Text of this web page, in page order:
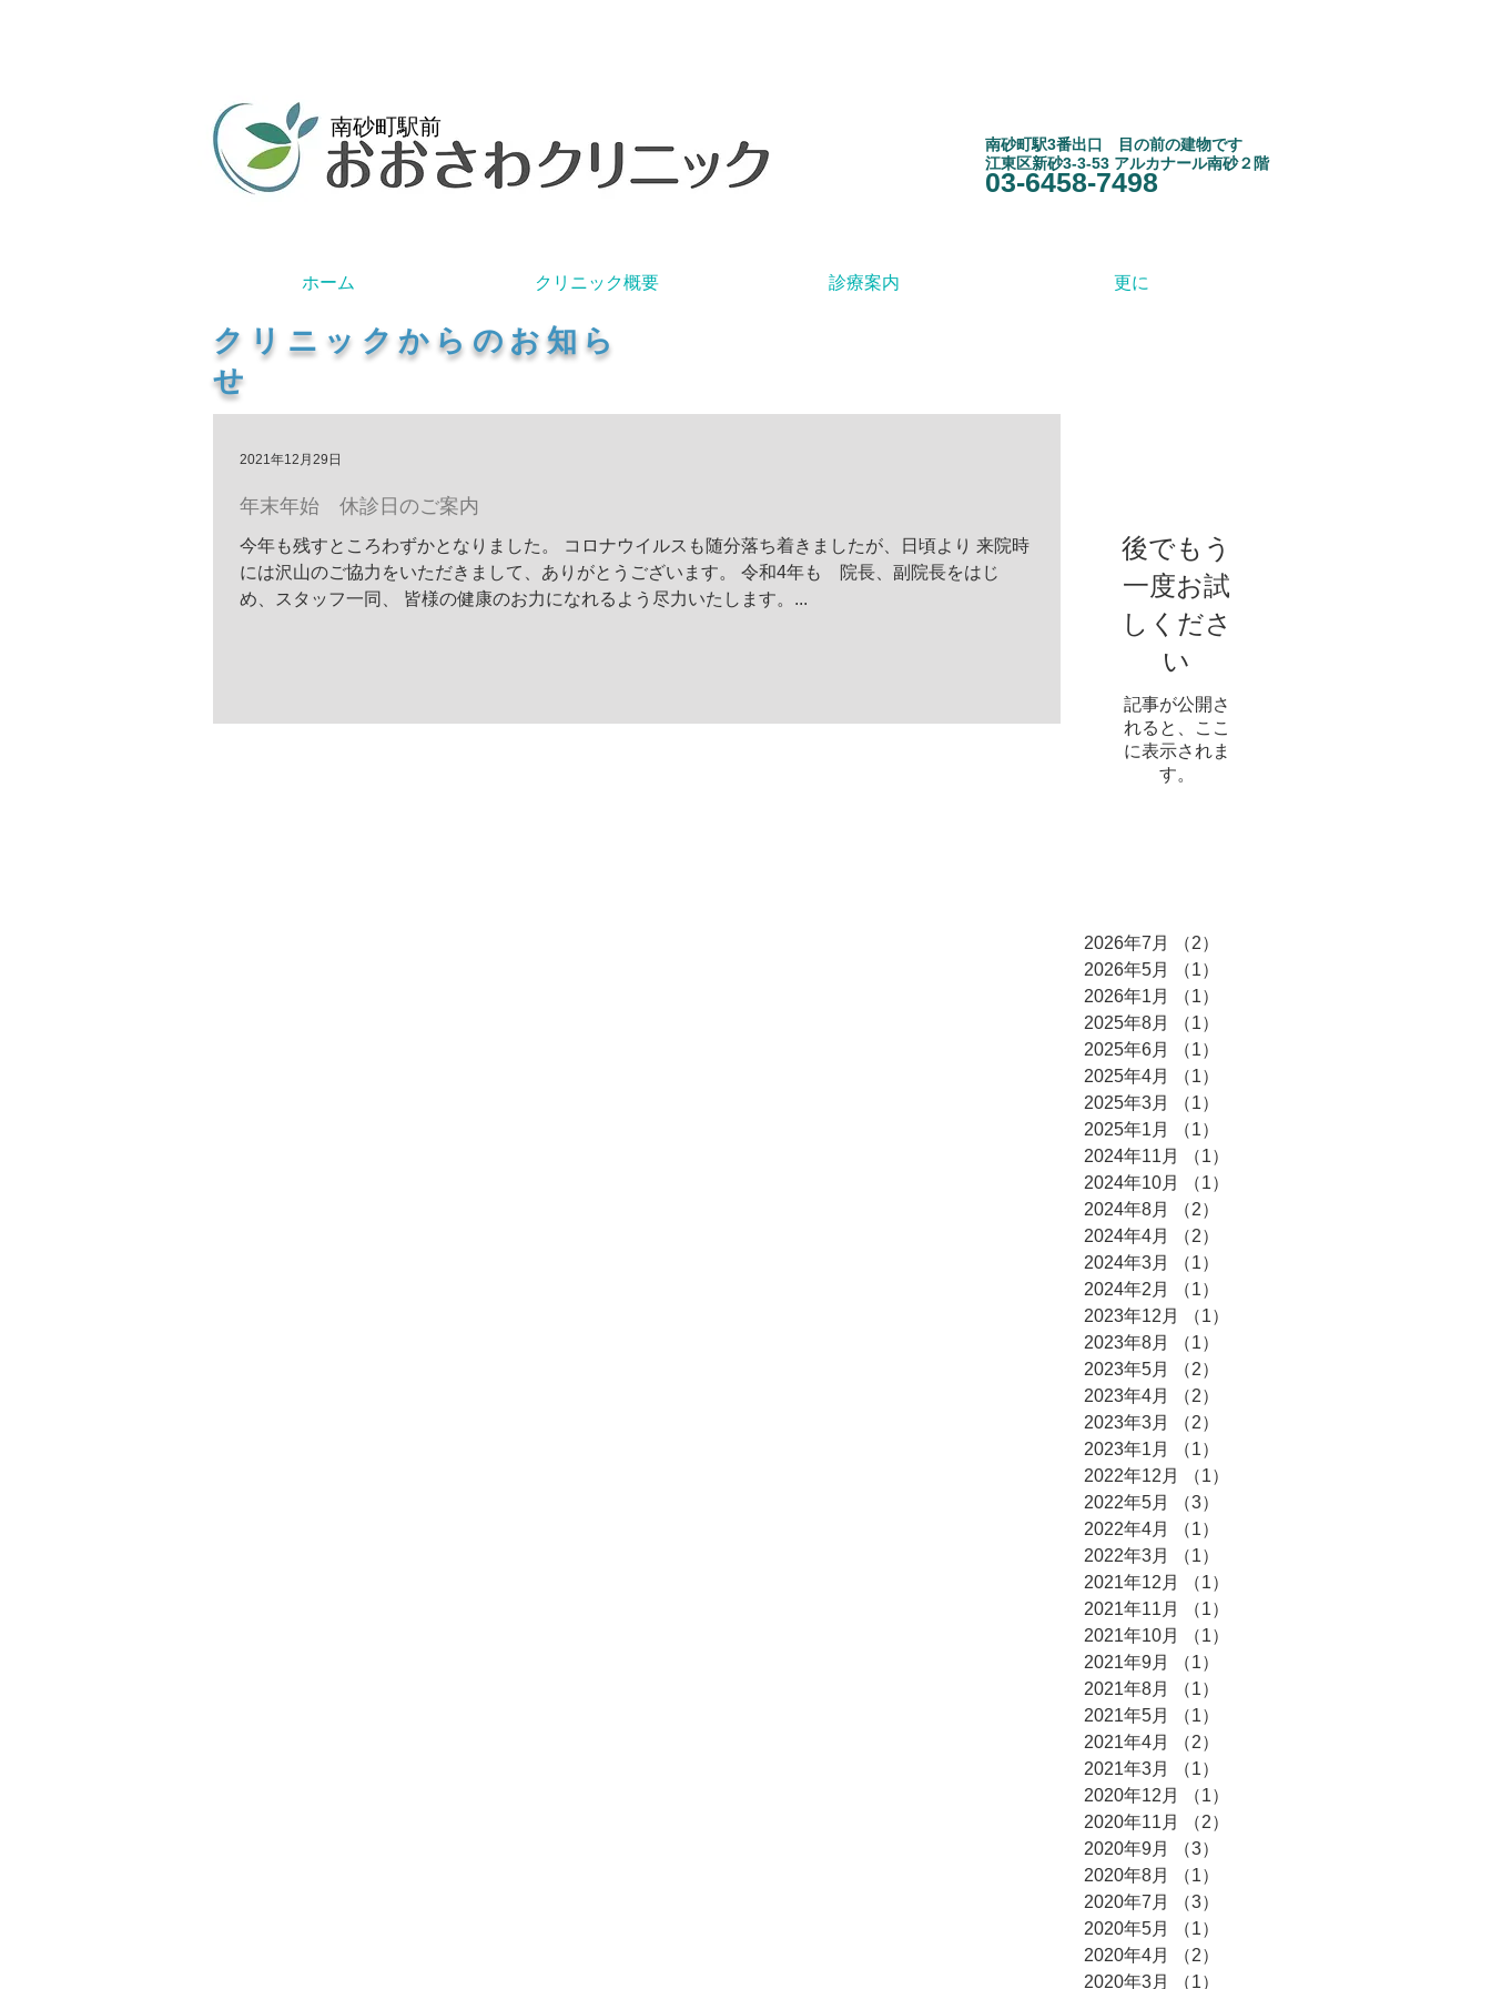
南砂町駅前
南砂町駅3​番出口 目の前の建物です
江東区新砂3-3-53 アルカナール南砂２階
03-6458-7498
ホーム クリニック概要 診療案内 更に
​クリニックからのお知ら
せ
年末年始 休診日のご案内
今年も残すところわずかとなりました。 コロナウイルスも随分落ち着きましたが、日頃より 来院時
には沢山のご協力をいただきまして、ありがとうございます。 令和4年も 院長、副院長をはじ
め、スタッフ一同、 皆様の健康のお力になれるよう尽力いたします。...
2021年12月29日
後でもう
一度お試
しくださ
い
記事が公開さ
れると、ここ
に表示されま
す。
2026年7月 （2）
2026年5月
（1）
2026年1月
（1）
2025年8月
（1）
2025年6月
（1）
2025年4月
（1）
2025年3月
（1）
2025年1月
（1）
2024年11月
（1）
2024年10月
（1）
2024年8月
（2）
2024年4月
（2）
2024年3月
（1）
2024年2月
（1）
2023年12月
（1）
2023年8月
（1）
2023年5月
（2）
2023年4月
（2）
2023年3月
（2）
2023年1月
（1）
2022年12月
（1）
2022年5月
（3）
2022年4月
（1）
2022年3月
（1）
2021年12月
（1）
2021年11月
（1）
2021年10月
（1）
2021年9月
（1）
2021年8月
（1）
2021年5月
（1）
2021年4月
（2）
2021年3月
（1）
2020年12月
（1）
2020年11月
（2）
2020年9月
（3）
2020年8月
（1）
2020年7月
（3）
2020年5月
（1）
2020年4月
（2）
2020年3月
（1）